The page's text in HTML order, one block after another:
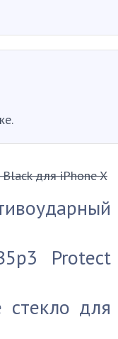
Black для iPhone X
Protect
для